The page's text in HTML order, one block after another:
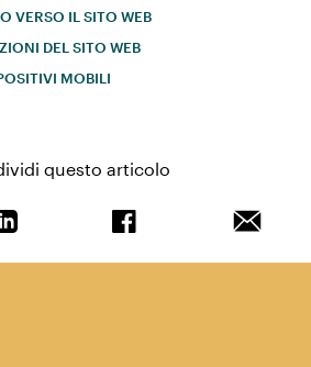
VERSO IL SITO WEB
DEL SITO WEB
MOBILI
questo articolo